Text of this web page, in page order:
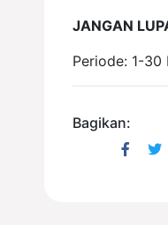
JANGAN
Periode: 1-
Bagikan: